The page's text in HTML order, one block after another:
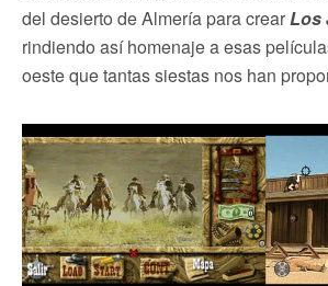
del desierto de Almería para crearLos
rindiendo así homenaje a esas
oeste que tantas siestas nos han